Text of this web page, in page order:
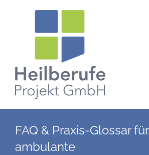
FAQ & Praxis-Glossar für
ambulante